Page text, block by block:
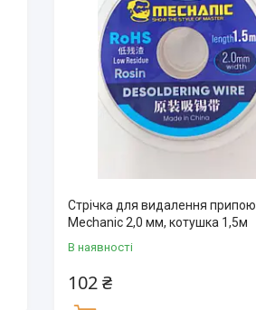
Стрічка для видалення припою
Mechanic 2,0 мм, котушка 1,5м
В наявності
102 ₴